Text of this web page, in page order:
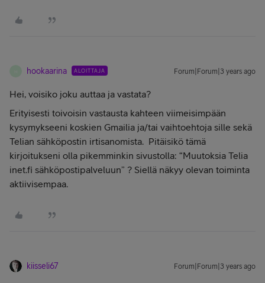
hookaarina ALOITTAJA Forum|Forum|3 years ago
Hei, voisiko joku auttaa ja vastata?
Erityisesti toivoisin vastausta kahteen viimeisimpään
kysymykseeni koskien Gmailia ja/tai vaihtoehtoja sille sekä
Telian sähköpostin irtisanomista. Pitäisikö tämä
kirjoitukseni olla pikemminkin sivustolla: “Muutoksia Telia
inet.fi sähköpostipalveluun” ? Siellä näkyy olevan toiminta
aktiivisempaa.
kiisseli67 Forum|Forum|3 years ago